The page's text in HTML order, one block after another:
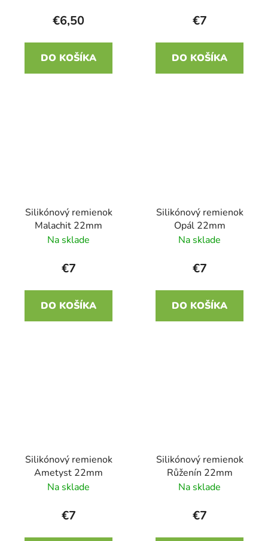
€6,50
DO KOŠÍKA
€7
DO KOŠÍKA
Silikónový remienok
Malachit 22mm
Na sklade
€7
DO KOŠÍKA
Silikónový remienok
Opál 22mm
Na sklade
€7
DO KOŠÍKA
Silikónový remienok
Ametyst 22mm
Na sklade
€7
Silikónový remienok
Růženín 22mm
Na sklade
€7